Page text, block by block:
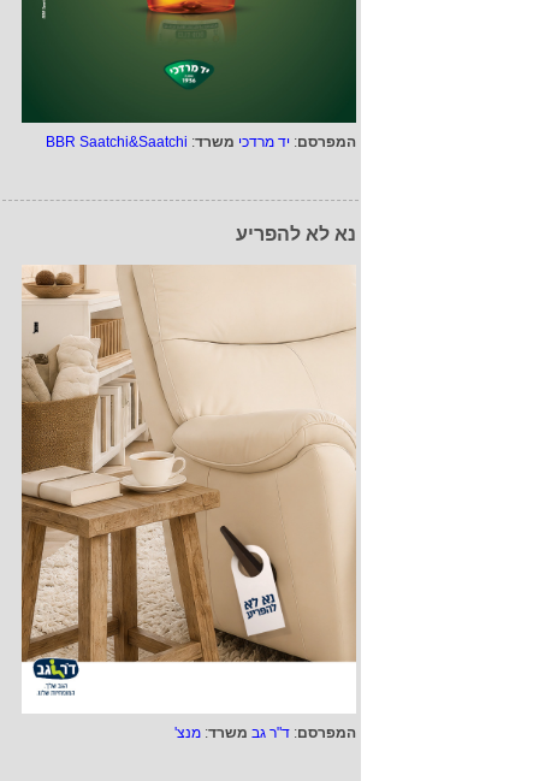
המפרסם: יד מרדכי משרד:
BBR Saatchi&Saatchi
נא לא להפריע
המפרסם: ד"ר גב משרד: מנצ'